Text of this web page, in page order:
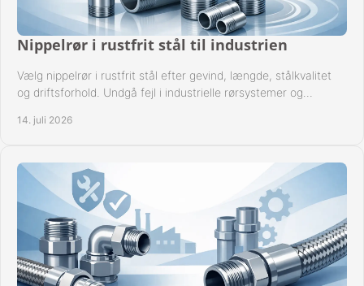
Nippelrør i rustfrit stål til industrien
Vælg nippelrør i rustfrit stål efter gevind, længde, stålkvalitet
og driftsforhold. Undgå fejl i industrielle rørsystemer og
14. juli 2026